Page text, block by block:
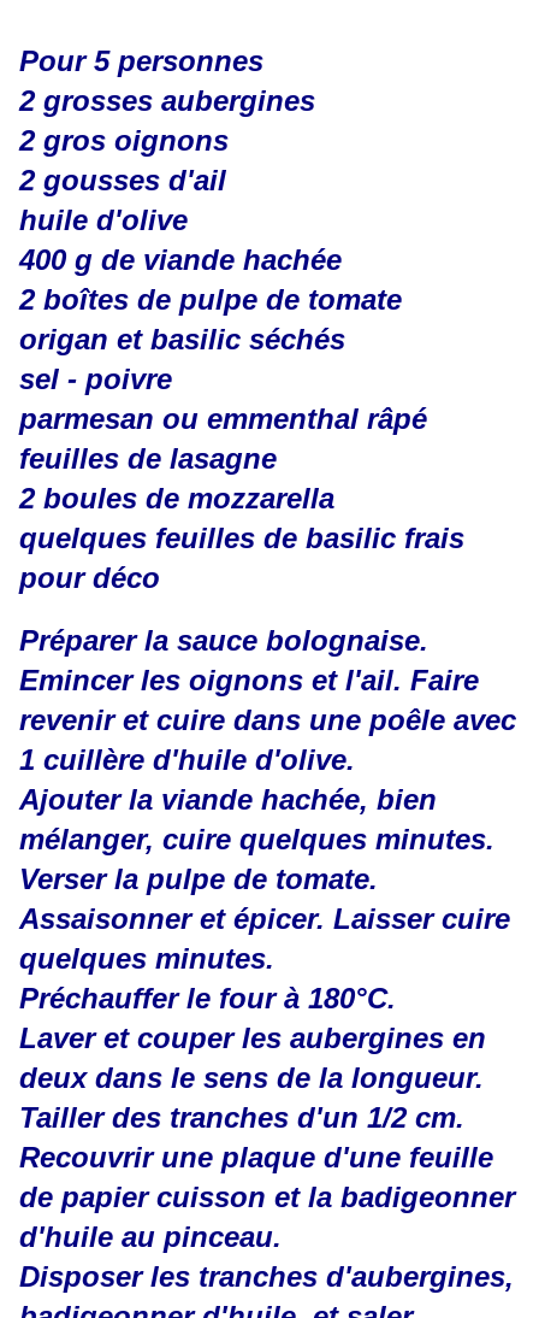
Pour 5 personnes
2 grosses aubergines
2 gros oignons
2 gousses d'ail
huile d'olive
400 g de viande hachée
2 boîtes de pulpe de tomate
origan et basilic séchés
sel - poivre
parmesan ou emmenthal râpé
feuilles de lasagne
2 boules de mozzarella
quelques feuilles de basilic frais
pour déco
Préparer la sauce bolognaise.
Emincer les oignons et l'ail. Faire
revenir et cuire dans une poêle avec
1 cuillère d'huile d'olive.
Ajouter la viande hachée, bien
mélanger, cuire quelques minutes.
Verser la pulpe de tomate.
Assaisonner et épicer. Laisser cuire
quelques minutes.
Préchauffer le four à 180°C.
Laver et couper les aubergines en
deux dans le sens de la longueur.
Tailler des tranches d'un 1/2 cm.
Recouvrir une plaque d'une feuille
de papier cuisson et la badigeonner
d'huile au pinceau.
Disposer les tranches d'aubergines,